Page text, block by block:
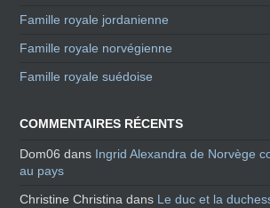
Famille royale jordanienne
Famille royale norvégienne
Famille royale suédoise
COMMENTAIRES RÉCENTS
Dom06 dans Ingrid Alexandra de Norvège
au pays
Christine Christina dans Le duc et la